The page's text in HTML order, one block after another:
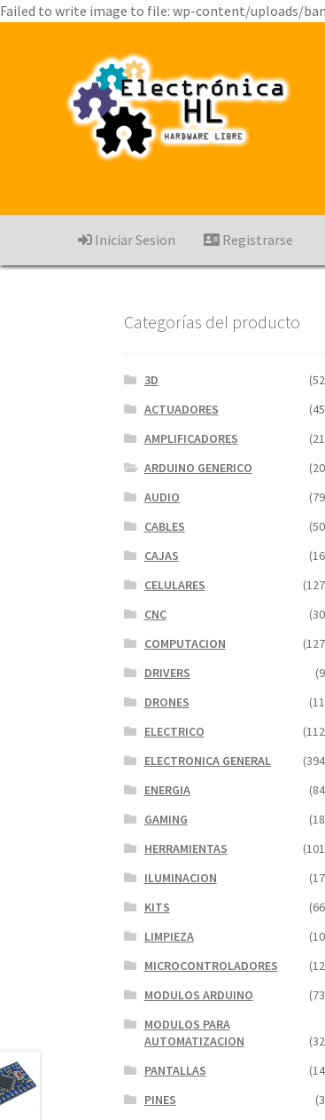
Failed to write image to file: wp-content/uploads/
Iniciar Sesion Registrarse
Categorías del producto
3D
ACTUADORES
AMPLIFICADORES
ARDUINO GENERICO
AUDIO
CABLES
CAJAS
CELULARES
CNC
COMPUTACION
DRIVERS
DRONES
ELECTRICO
ELECTRONICA GENERAL
ENERGIA
GAMING
HERRAMIENTAS
ILUMINACION
KITS
LIMPIEZA
MICROCONTROLADORES
MODULOS ARDUINO
MODULOS PARA
AUTOMATIZACION
PANTALLAS
PINES